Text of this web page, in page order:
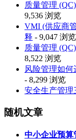
质量管理
9,536 浏览
VMI (供应商
释 - 9,047 浏览
质量管理
8,522 浏览
风险管理如
- 8,299 浏览
安全生产管理
随机文章
中小企业预算